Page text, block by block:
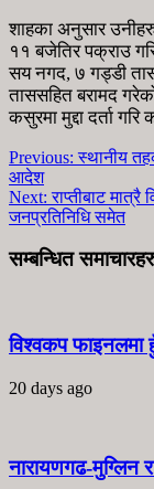
शाहका अनुसार
११ बजेतिर पक्राउ
सय नगद, ७ गड्डी
ताससहित बरामद
कसुरमा मुद्दा दर्ता
Previous: स्थानीय
आदेश
Next: राप्तीबाट
जनप्रतिनिधि समेत
सम्बन्धित
विश्वकप फाइनलमा
20 days ago
नारायणगढ-मुग्लिन